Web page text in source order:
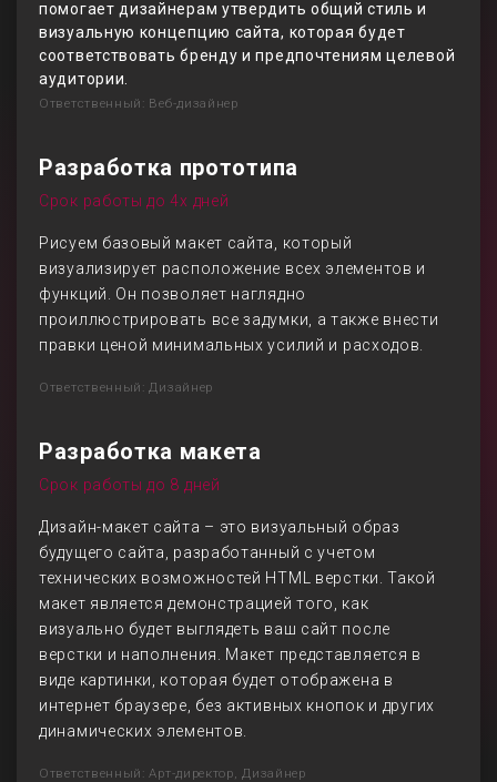
помогает дизайнерам утвердить общий стиль и
визуальную концепцию сайта, которая будет
соответствовать бренду и предпочтениям целевой
аудитории.
Ответственный: Веб-дизайнер
Разработка прототипа
Срок работы до 4х дней
Рисуем базовый макет сайта, который
визуализирует расположение всех элементов и
функций. Он позволяет наглядно
проиллюстрировать все задумки, а также внести
правки ценой минимальных усилий и расходов.
Ответственный: Дизайнер
Разработка макета
Срок работы до 8 дней
Дизайн-макет сайта – это визуальный образ
будущего сайта, разработанный с учетом
технических возможностей HTML верстки. Такой
макет является демонстрацией того, как
визуально будет выглядеть ваш сайт после
верстки и наполнения. Макет представляется в
виде картинки, которая будет отображена в
интернет браузере, без активных кнопок и других
динамических элементов.
Ответственный: Арт-директор, Дизайнер